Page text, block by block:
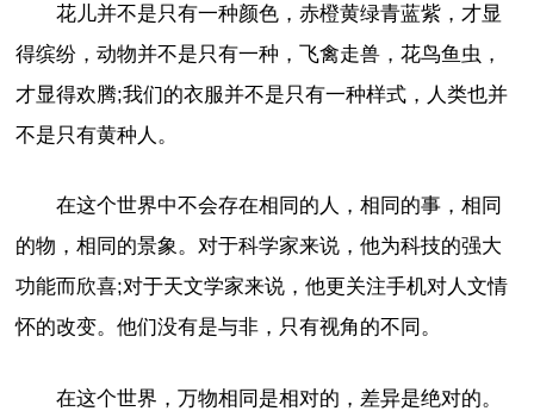
花儿并不是只有一种颜色，赤橙黄绿青蓝紫，才显
得缤纷，动物并不是只有一种，飞禽走兽，花鸟鱼虫，
才显得欢腾;我们的衣服并不是只有一种样式，人类也并
不是只有黄种人。
在这个世界中不会存在相同的人，相同的事，相同
的物，相同的景象。对于科学家来说，他为科技的强大
功能而欣喜;对于天文学家来说，他更关注手机对人文情
怀的改变。他们没有是与非，只有视角的不同。
在这个世界，万物相同是相对的，差异是绝对的。